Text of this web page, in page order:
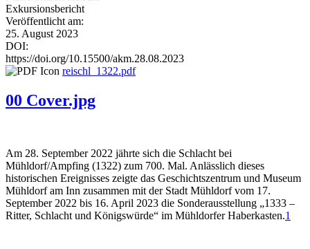
Exkursionsbericht
Veröffentlicht am:
25. August 2023
DOI:
https://doi.org/10.15500/akm.28.08.2023
reischl_1322.pdf
00 Cover.jpg
Am 28. September 2022 jährte sich die Schlacht bei
Mühldorf/Ampfing (1322) zum 700. Mal. Anlässlich dieses
historischen Ereignisses zeigte das Geschichtszentrum und Museum
Mühldorf am Inn zusammen mit der Stadt Mühldorf vom 17.
September 2022 bis 16. April 2023 die Sonderausstellung „1333 –
Ritter, Schlacht und Königswürde“ im Mühldorfer Haberkasten.1